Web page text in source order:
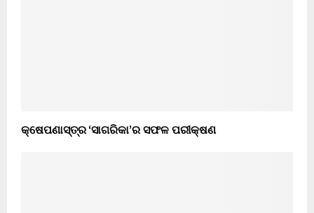
କ୍ଷେପଣାସ୍ତ୍ର ‘ସାଗରିକା’ର ସଫଳ ପରୀକ୍ଷଣ